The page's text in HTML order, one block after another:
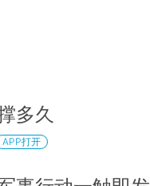
多久
APP打开